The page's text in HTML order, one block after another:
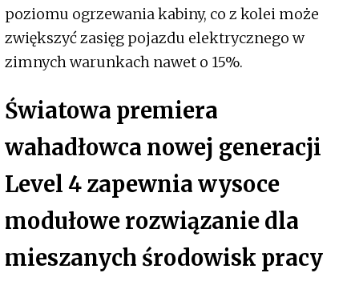
poziomu ogrzewania kabiny, co z kolei może
zwiększyć zasięg pojazdu elektrycznego w
zimnych warunkach nawet o 15%.
Światowa premiera
wahadłowca nowej generacji
Level 4 zapewnia wysoce
modułowe rozwiązanie dla
mieszanych środowisk pracy